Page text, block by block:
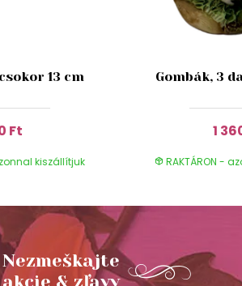
13 cm
Ft
kiszállítjuk
Gombák, 3
1
RAKTÁRON -
Nezmeškajte
akcie & zľavy